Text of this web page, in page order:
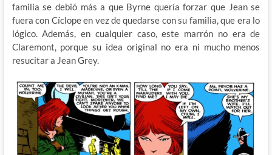
familia se debió más a que Byrne quería forzar que Jean se
fuera con Cíclope en vez de quedarse con su familia, que era lo
lógico. Además, en cualquier caso, este marrón no era de
Claremont, porque su idea original no era ni mucho menos
resucitar a Jean Grey.